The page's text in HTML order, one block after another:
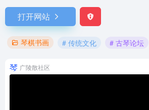
打开网站
琴棋书画 # 传统文化 # 古琴论坛
广陵散社区